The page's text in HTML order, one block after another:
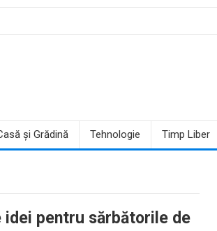
și Grădină Tehnologie Timp Liber
pentru sărbătorile de